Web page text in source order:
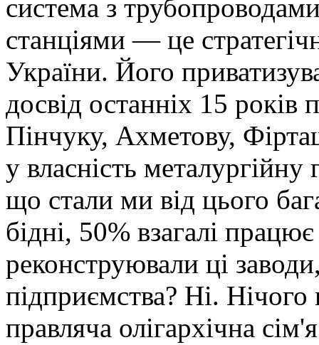
система з
станціями — це
України. Його
досвід останніх 15 років
Пінчуку, Ахметову,
у власність металургійну
що стали ми від цього
бідні, 50% взагалі
реконструювали ці
підприємства? Ні. Нічого
правляча олігархічна